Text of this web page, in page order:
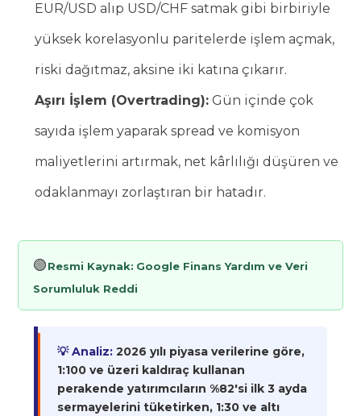
EUR/USD alıp USD/CHF satmak gibi birbiriyle
yüksek korelasyonlu paritelerde işlem açmak,
riski dağıtmaz, aksine iki katına çıkarır.
Aşırı İşlem (Overtrading): Gün içinde çok
sayıda işlem yaparak spread ve komisyon
maliyetlerini artırmak, net kârlılığı düşüren ve
odaklanmayı zorlaştıran bir hatadır.
🟢Resmi Kaynak: Google Finans Yardım ve Veri
Sorumluluk Reddi
💡 Analiz: 2026 yılı piyasa verilerine göre,
1:100 ve üzeri kaldıraç kullanan
perakende yatırımcıların %82'si ilk 3 ayda
sermayelerini tüketirken, 1:30 ve altı